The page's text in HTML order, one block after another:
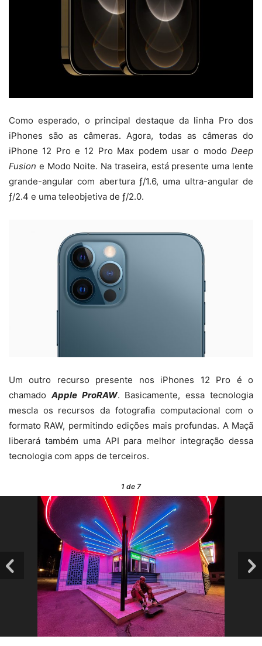
Como esperado, o principal destaque da linha Pro dos
iPhones são as câmeras. Agora, todas as câmeras do
iPhone 12 Pro e 12 Pro Max podem usar o modo Deep
Fusion e Modo Noite. Na traseira, está presente uma lente
grande-angular com abertura ƒ/1.6, uma ultra-angular de
ƒ/2.4 e uma teleobjetiva de ƒ/2.0.
Um outro recurso presente nos iPhones 12 Pro é o
chamado Apple ProRAW. Basicamente, essa tecnologia
mescla os recursos da fotografia computacional com o
formato RAW, permitindo edições mais profundas. A Maçã
liberará também uma API para melhor integração dessa
tecnologia com apps de terceiros.
1 de 7